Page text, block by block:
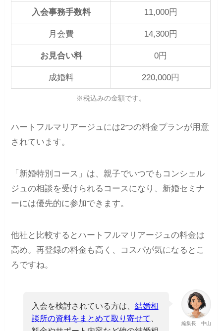
入会事務手数料 11,000円
月会費 14,300円
お見合い料 0円
成婚料 220,000円
※税込みの金額です。
ハートフルマリアージュには2つの料金プランが用意
されています。
「新婚特別コース」は、親子でいつでもコンシェル
ジュの相談を受けられるコースになり、新婚セミナ
ーには優先的に参加できます。
他社と比較するとハートフルマリアージュの料金は
高め。再登録の料金も高く、コスパが気になるとこ
ろですね。
編集長 中山
入会を検討されている方は、 結婚相
談所の資料をまとめて取り寄せて